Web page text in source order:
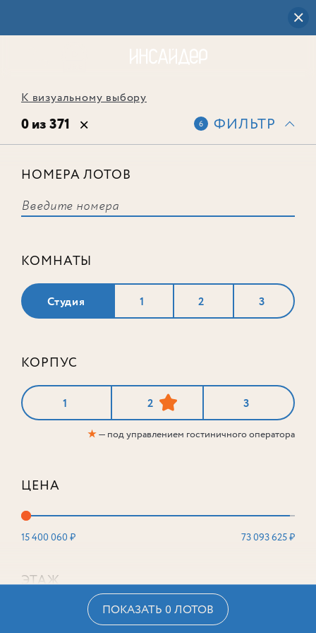
К визуальному выбору
0 из 371 6 ФИЛЬТР
НОМЕРА ЛОТОВ
КОМНАТЫ
Студия 1 2 3
КОРПУС
1 2 3
★— под управлением гостиничного оператора
ЦЕНА
15 400 060 ₽ 73 093 625 ₽
ЭТАЖ
ПОКАЗАТЬ 0 ЛОТОВ
соответствует ни одного лота